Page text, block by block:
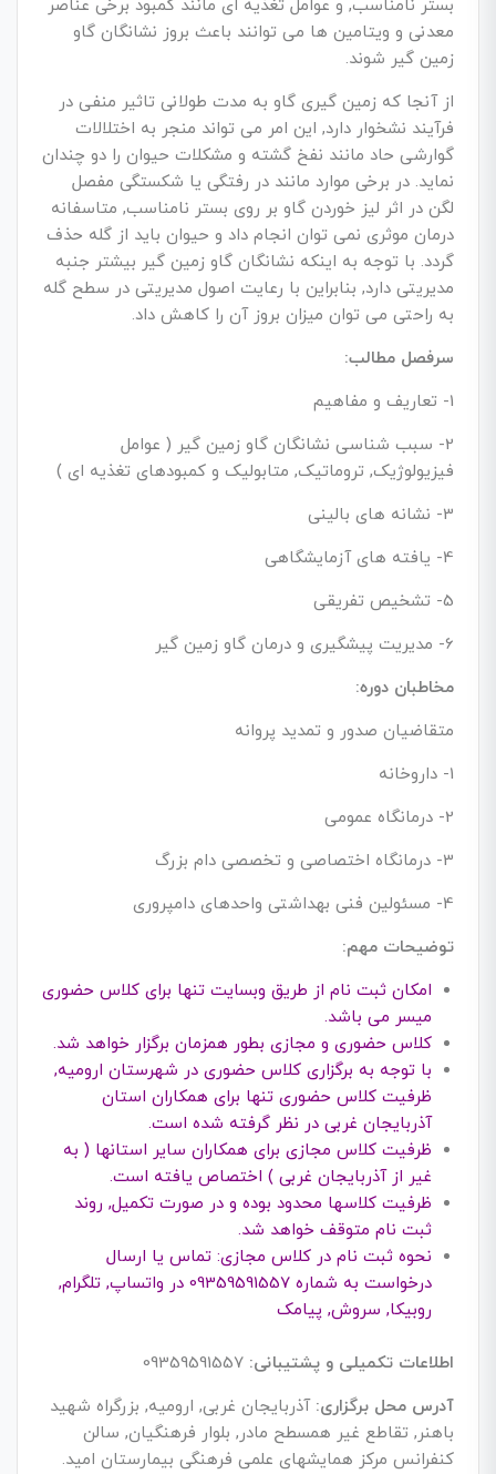
بستر نامناسب, و عوامل تغذیه ای مانند کمبود برخی عناصر
معدنی و ویتامین ها می توانند باعث بروز نشانگان گاو
زمین گیر شوند.
از آنجا که زمین گیری گاو به مدت طولانی تاثیر منفی در
فرآیند نشخوار دارد, این امر می تواند منجر به اختلالات
گوارشی حاد مانند نفخ گشته و مشکلات حیوان را دو چندان
نماید. در برخی موارد مانند در رفتگی یا شکستگی مفصل
لگن در اثر لیز خوردن گاو بر روی بستر نامناسب, متاسفانه
درمان موثری نمی توان انجام داد و حیوان باید از گله حذف
گردد. با توجه به اینکه نشانگان گاو زمین گیر بیشتر جنبه
مدیریتی دارد, بنابراین با رعایت اصول مدیریتی در سطح گله
به راحتی می توان میزان بروز آن را کاهش داد.
سرفصل مطالب:
1- تعاریف و مفاهیم
2- سبب شناسی نشانگان گاو زمین گیر ( عوامل
فیزیولوژیک, تروماتیک, متابولیک و کمبودهای تغذیه ای )
3- نشانه های بالینی
4- یافته های آزمایشگاهی
5- تشخیص تفریقی
6- مدیریت پیشگیری و درمان گاو زمین گیر
مخاطبان دوره:
متقاضیان صدور و تمدید پروانه
1- داروخانه
2- درمانگاه عمومی
3- درمانگاه اختصاصی و تخصصی دام بزرگ
4- مسئولین فنی بهداشتی واحدهای دامپروری
توضیحات مهم:
امکان ثبت نام از طریق وبسایت تنها برای کلاس حضوری
میسر می باشد.
کلاس حضوری و مجازی بطور همزمان برگزار خواهد شد.
با توجه به برگزاری کلاس حضوری در شهرستان ارومیه,
ظرفیت کلاس حضوری تنها برای همکاران استان
آذربایجان غربی در نظر گرفته شده است.
ظرفیت کلاس مجازی برای همکاران سایر استانها ( به
غیر از آذربایجان غربی ) اختصاص یافته است.
ظرفیت کلاسها محدود بوده و در صورت تکمیل, روند
ثبت نام متوقف خواهد شد.
نحوه ثبت نام در کلاس مجازی: تماس یا ارسال
درخواست به شماره 09359591557 در واتساپ, تلگرام,
روبیکا, سروش, پیامک
اطلاعات تکمیلی و پشتیبانی:
آدرس محل برگزاری: آذربایجان غربی, ارومیه, بزرگراه شهید
باهنر, تقاطع غیر همسطح مادر, بلوار فرهنگیان, سالن
کنفرانس مرکز همایشهای علمی فرهنگی بیمارستان امید.